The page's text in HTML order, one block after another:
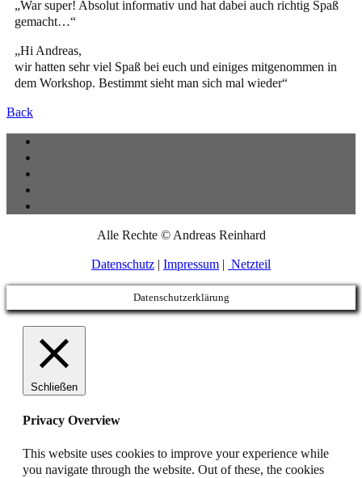
„War super! Absolut informativ und hat dabei auch richtig Spaß
gemacht…“
„Hi Andreas,
wir hatten sehr viel Spaß bei euch und einiges mitgenommen in
dem Workshop. Bestimmt sieht man sich mal wieder“
Back
Alle Rechte © Andreas Reinhard
Datenschutz | Impressum | Netzteil
Datenschutzerklärung
Schließen
Privacy Overview
This website uses cookies to improve your experience while
you navigate through the website. Out of these, the cookies